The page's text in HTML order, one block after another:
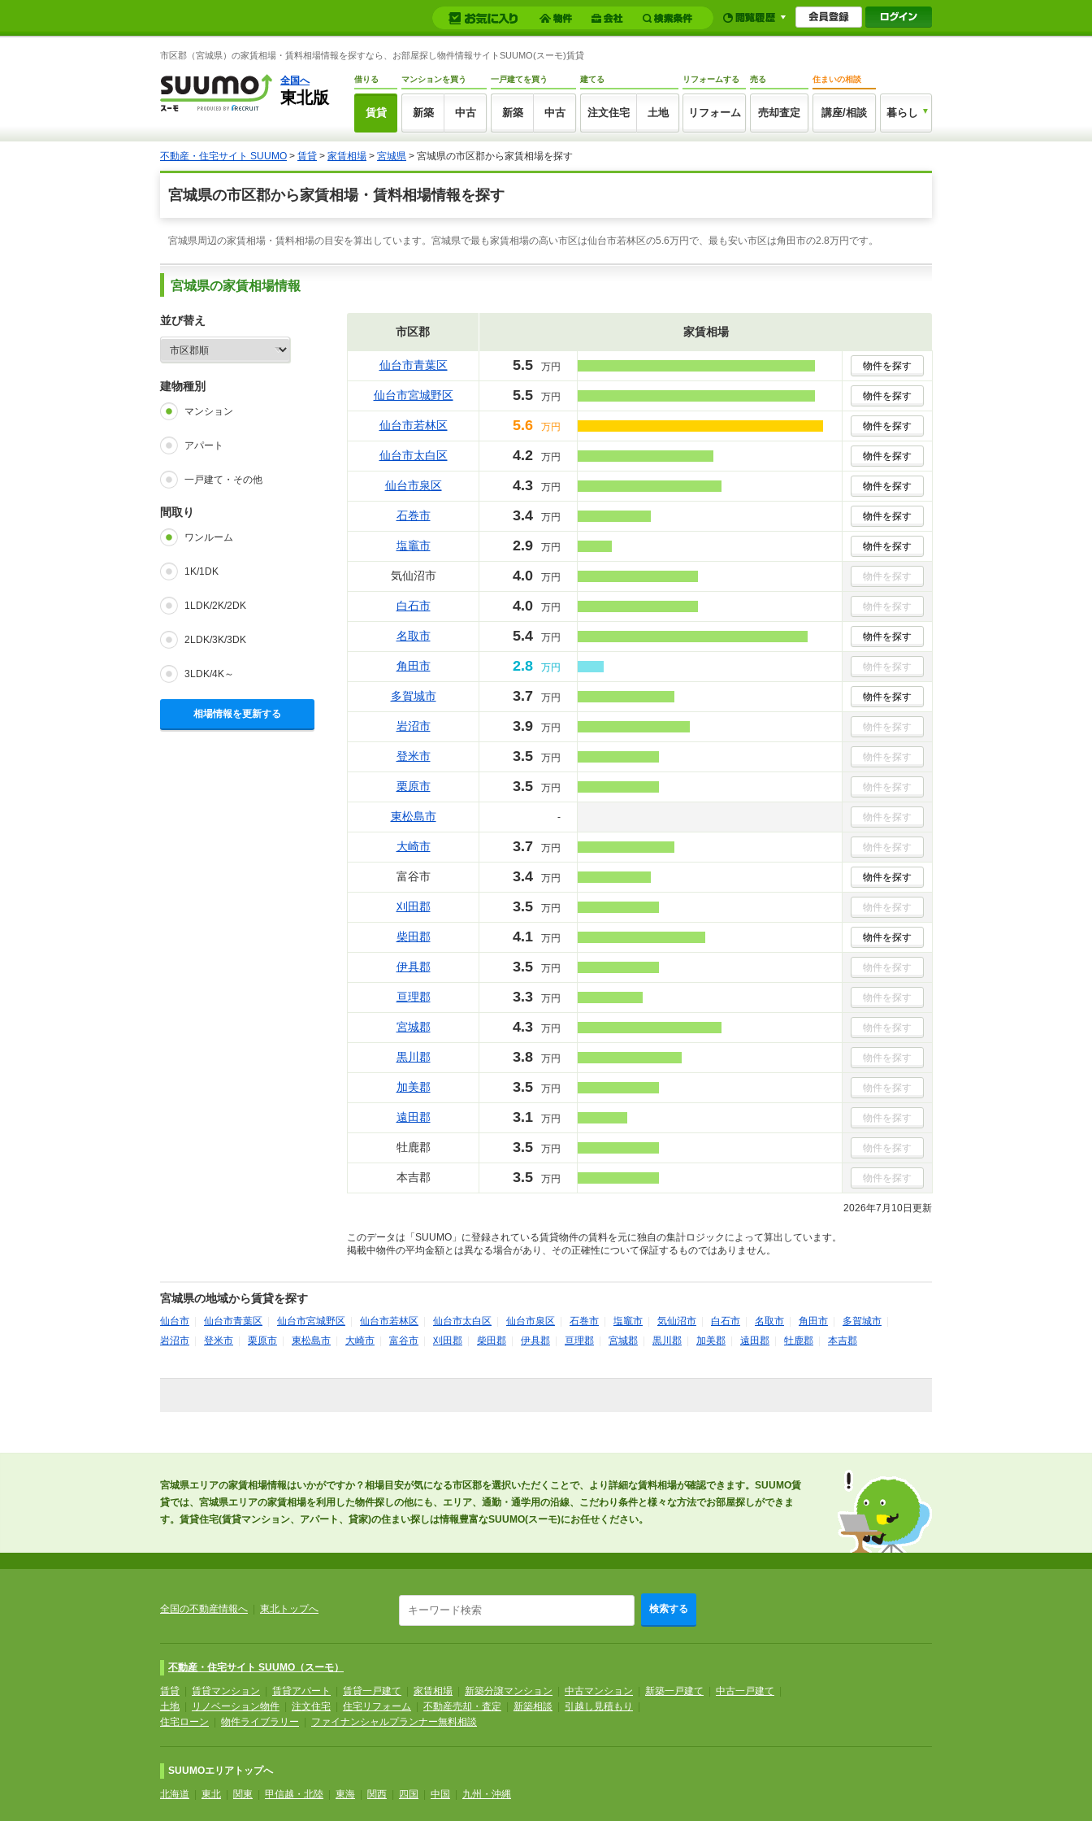
市区郡（宮城県）の家賃相場・賃料相場情報を探すなら、お部屋探し物件情報サイトSUUMO(スーモ)賃貸
全国へ
東北版
借りる
賃貸
マンションを買う
新築 中古
一戸建てを買う
新築 中古
建てる
注文住宅 土地
リフォームする
リフォーム
売る
売却査定
住まいの相談
講座/相談 暮らし
不動産・住宅サイト SUUMO > 賃貸 > 家賃相場 > 宮城県 > 宮城県の市区郡から家賃相場を探す
宮城県の市区郡から家賃相場・賃料相場情報を探す
宮城県周辺の家賃相場・賃料相場の目安を算出しています。宮城県で最も家賃相場の高い市区は仙台市若林区の5.6万円で、最も安い市区は角田市の2.8万円です。
宮城県の家賃相場情報
並び替え
建物種別
マンション
アパート
一戸建て・その他
間取り
ワンルーム
1K/1DK
1LDK/2K/2DK
2LDK/3K/3DK
3LDK/4K～
相場情報を更新する
市区郡 家賃相場
仙台市青葉区 5.5 万円 物件を探す
仙台市宮城野区 5.5 万円 物件を探す
仙台市若林区 5.6 万円 物件を探す
仙台市太白区 4.2 万円 物件を探す
仙台市泉区 4.3 万円 物件を探す
石巻市 3.4 万円 物件を探す
塩竈市 2.9 万円 物件を探す
気仙沼市 4.0 万円 物件を探す
白石市 4.0 万円 物件を探す
名取市 5.4 万円 物件を探す
角田市 2.8 万円 物件を探す
多賀城市 3.7 万円 物件を探す
岩沼市 3.9 万円 物件を探す
登米市 3.5 万円 物件を探す
栗原市 3.5 万円 物件を探す
東松島市 - 物件を探す
大崎市 3.7 万円 物件を探す
富谷市 3.4 万円 物件を探す
刈田郡 3.5 万円 物件を探す
柴田郡 4.1 万円 物件を探す
伊具郡 3.5 万円 物件を探す
亘理郡 3.3 万円 物件を探す
宮城郡 4.3 万円 物件を探す
黒川郡 3.8 万円 物件を探す
加美郡 3.5 万円 物件を探す
遠田郡 3.1 万円 物件を探す
牡鹿郡 3.5 万円 物件を探す
本吉郡 3.5 万円 物件を探す
2026年7月10日更新
このデータは「SUUMO」に登録されている賃貸物件の賃料を元に独自の集計ロジックによって算出しています。
掲載中物件の平均金額とは異なる場合があり、その正確性について保証するものではありません。
宮城県の地域から賃貸を探す
仙台市 仙台市青葉区 仙台市宮城野区 仙台市若林区 仙台市太白区 仙台市泉区 石巻市 塩竈市 気仙沼市 白石市 名取市 角田市 多賀城市
岩沼市
登米市 栗原市 東松島市 大崎市 富谷市 刈田郡 柴田郡 伊具郡 亘理郡 宮城郡 黒川郡 加美郡 遠田郡 牡鹿郡 本吉郡
宮城県エリアの家賃相場情報はいかがですか？相場目安が気になる市区郡を選択いただくことで、より詳細な賃料相場が確認できます。SUUMO賃
貸では、宮城県エリアの家賃相場を利用した物件探しの他にも、エリア、通勤・通学用の沿線、こだわり条件と様々な方法でお部屋探しができま
す。賃貸住宅(賃貸マンション、アパート、貸家)の住まい探しは情報豊富なSUUMO(スーモ)にお任せください。
全国の不動産情報へ 東北トップへ 検索する
不動産・住宅サイト SUUMO（スーモ）
賃貸 賃貸マンション 賃貸アパート 賃貸一戸建て 家賃相場 新築分譲マンション 中古マンション 新築一戸建て 中古一戸建て
土地
リノベーション物件 注文住宅 住宅リフォーム 不動産売却・査定 新築相談 引越し見積もり
住宅ローン
物件ライブラリー ファイナンシャルプランナー無料相談
SUUMOエリアトップへ
北海道 東北 関東 甲信越・北陸 東海 関西 四国 中国 九州・沖縄